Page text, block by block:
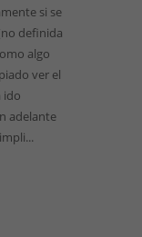
si se
definida
algo
ver el
ido
adelante